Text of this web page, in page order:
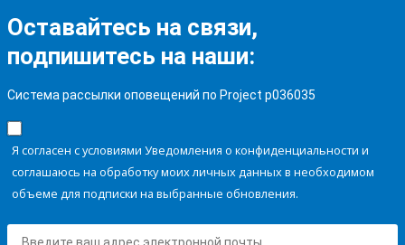
Оставайтесь на связи,
подпишитесь на наши:
Система рассылки оповещений по Project p036035
Я согласен с условиями Уведомления о конфиденциальности и
соглашаюсь на обработку моих личных данных в необходимом
объеме для подписки на выбранные обновления.